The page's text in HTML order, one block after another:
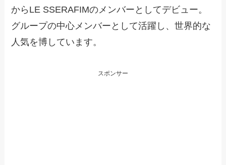
からLE SSERAFIMのメンバーとしてデビュー。
グループの中心メンバーとして活躍し、世界的な
人気を博しています。
スポンサー